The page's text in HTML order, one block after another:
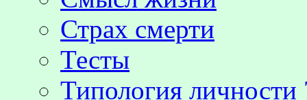
Страх смерти
Тесты
Типология личности